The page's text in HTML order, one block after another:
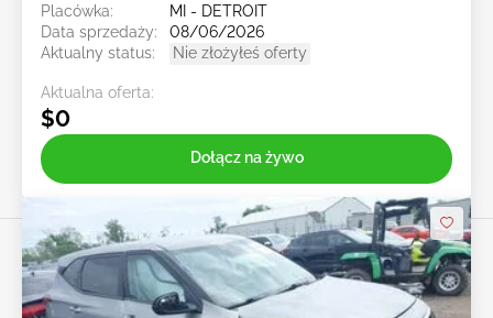
Placówka:
MI - DETROIT
Data sprzedaży:
08/06/2026
Aktualny status:
Nie złożyłeś oferty
Aktualna oferta:
$0
Dołącz na żywo